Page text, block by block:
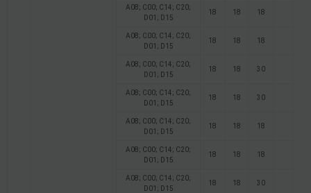
A08; C00; C14; C20;
D01; D15
18 18 18
A08; C00; C14; C20;
D01; D15
18 18 18
A08; C00; C14; C20;
D01; D15
18 18 30
A08; C00; C14; C20;
D01; D15
18 18 30
A08; C00; C14; C20;
D01; D15
18 18 18
A08; C00; C14; C20;
D01; D15
18 18 18
A08; C00; C14; C20;
D01; D15
18 18 30